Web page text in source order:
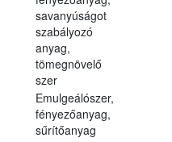
savanyúságot
szabályozó
anyag,
tömegnövelő
szer
Emulgeálószer,
fényezőanyag,
sűrítőanyag